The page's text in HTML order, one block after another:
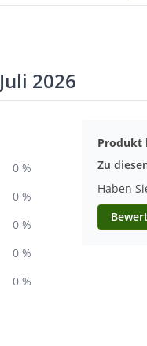
2026
0 %
0 %
0 %
0 %
0 %
Produkt
Zu
Haben